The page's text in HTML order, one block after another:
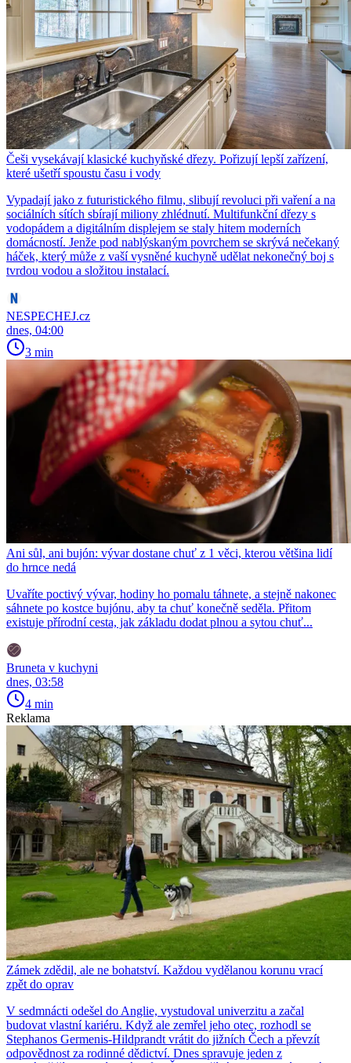
Češi vysekávají klasické kuchyňské dřezy. Pořizují lepší zařízení,
které ušetří spoustu času i vody
Vypadají jako z futuristického filmu, slibují revoluci při vaření a na
sociálních sítích sbírají miliony zhlédnutí. Multifunkční dřezy s
vodopádem a digitálním displejem se staly hitem moderních
domácností. Jenže pod nablýskaným povrchem se skrývá nečekaný
háček, který může z vaší vysněné kuchyně udělat nekonečný boj s
tvrdou vodou a složitou instalací.
NESPECHEJ.cz
dnes, 04:00
3 min
Ani sůl, ani bujón: vývar dostane chuť z 1 věci, kterou většina lidí
do hrnce nedá
Uvaříte poctivý vývar, hodiny ho pomalu táhnete, a stejně nakonec
sáhnete po kostce bujónu, aby ta chuť konečně seděla. Přitom
existuje přírodní cesta, jak základu dodat plnou a sytou chuť...
Bruneta v kuchyni
dnes, 03:58
4 min
Reklama
Zámek zdědil, ale ne bohatství. Každou vydělanou korunu vrací
zpět do oprav
V sedmnácti odešel do Anglie, vystudoval univerzitu a začal
budovat vlastní kariéru. Když ale zemřel jeho otec, rozhodl se
Stephanos Germenis-Hildprandt vrátit do jižních Čech a převzít
odpovědnost za rodinné dědictví. Dnes spravuje jeden z